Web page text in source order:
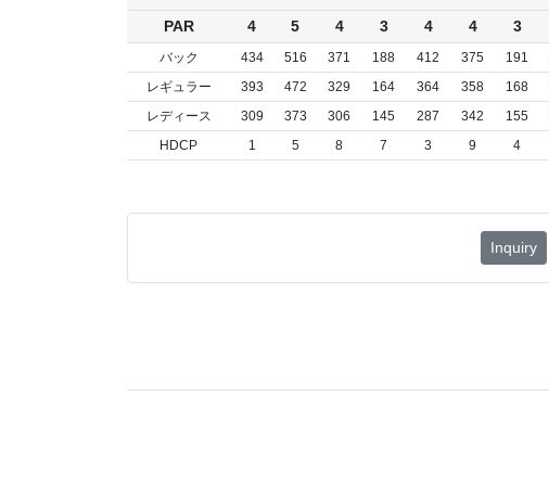
PAR
4 5 4 3 4 4 3
バック 434 516 371 188 412 375 191
レギュラー
393 472 329 164 364 358 168
レディース
309 373 306 145 287 342 155
HDCP
1 5 8 7 3 9 4
Inquiry